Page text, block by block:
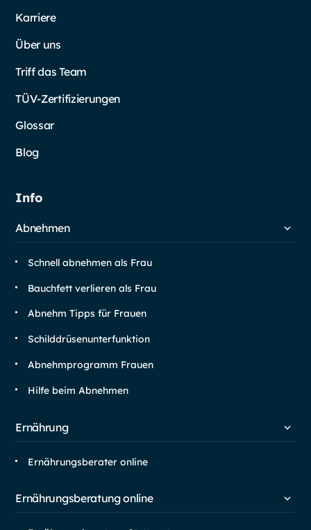
Karriere
Über uns
Triff das Team
TÜV-Zertifizierungen
Glossar
Blog
Info
Abnehmen
Schnell abnehmen als Frau
Bauchfett verlieren als Frau
Abnehm Tipps für Frauen
Schilddrüsen­unterfunktion
Abnehm­programm Frauen
Hilfe beim Abnehmen
Ernährung
Ernährungsberater online
Ernährungsberatung online